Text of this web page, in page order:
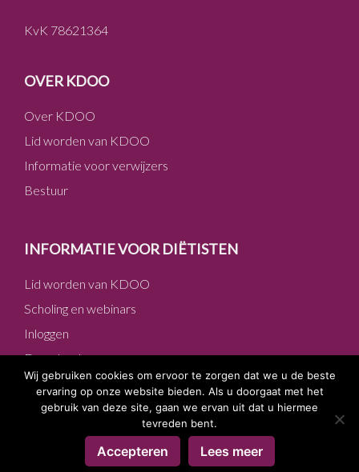
KvK 78621364
OVER KDOO
Over KDOO
Lid worden van KDOO
Informatie voor verwijzers
Bestuur
INFORMATIE VOOR DIËTISTEN
Lid worden van KDOO
Scholing en webinars
Inloggen
Downloads
Copyright © 2026 KDOO · Algemene voorwaarden
verklaring
Log in
Wij gebruiken cookies om ervoor te zorgen dat we u de beste
ervaring op onze website bieden. Als u doorgaat met het
gebruik van deze site, gaan we ervan uit dat u hiermee
tevreden bent.
Accepteren Lees meer